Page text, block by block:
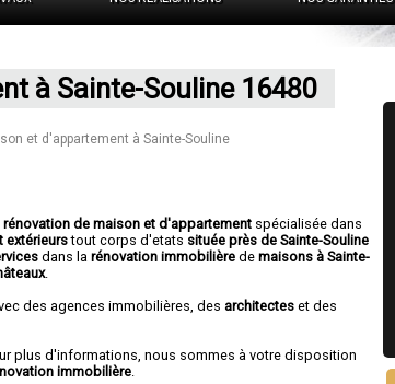
à Sainte-Souline 16480
et d'appartement à Sainte-Souline
rénovation de maison et d'appartement spécialisée dans
extérieurstout corps d'etats située près de Sainte-Souline
dans larénovation immobilière demaisons à Sainte-
.
des agences immobilières, des architectes et des
plus d'informations, nous sommes à votre disposition
immobilière